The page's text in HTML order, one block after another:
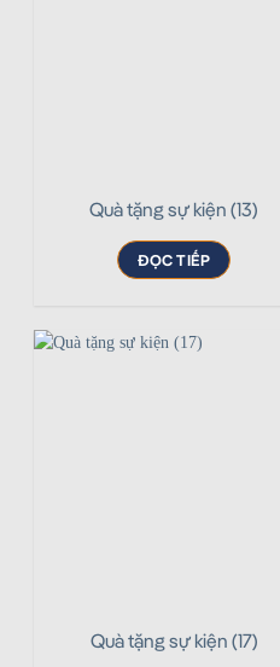
Quà tặng sự kiện (13)
ĐỌC TIẾP
Quà tặng sự kiện (17)